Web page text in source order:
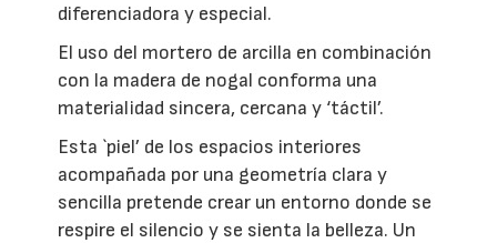
diferenciadora y especial.
El uso del mortero de arcilla en combinación
con la madera de nogal conforma una
materialidad sincera, cercana y ‘táctil’.
Esta `piel’ de los espacios interiores
acompañada por una geometría clara y
sencilla pretende crear un entorno donde se
respire el silencio y se sienta la belleza. Un